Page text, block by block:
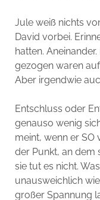
Jule weiß nichts
David vorbei.
hatten.
gezogen waren
Aber irgendwie
Entschluss oder
genauso wenig
meint, wenn er SO
der Punkt, an dem
sie tut es nicht.
unausweichlich
großer Spannung